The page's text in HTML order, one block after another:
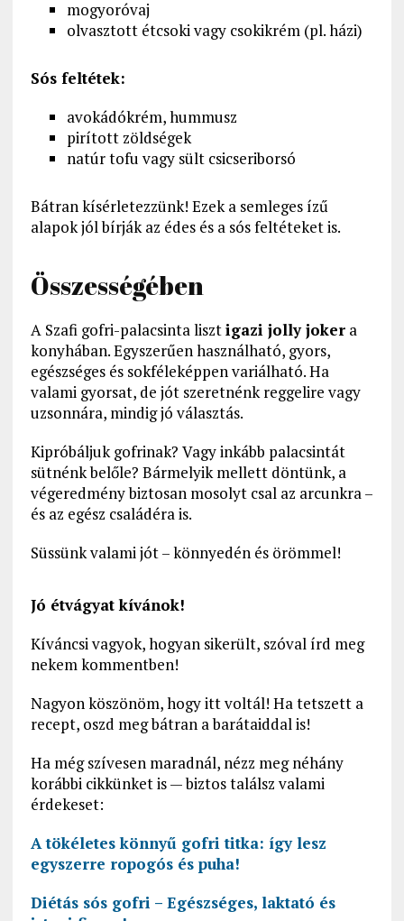
mogyoróvaj
olvasztott étcsoki vagy csokikrém (pl. házi)
Sós feltétek:
avokádókrém, hummusz
pirított zöldségek
natúr tofu vagy sült csicseriborsó
Bátran kísérletezzünk! Ezek a semleges ízű
alapok jól bírják az édes és a sós feltéteket is.
Összességében
A Szafi gofri-palacsinta lisztigazi jolly jokera
konyhában. Egyszerűen használható, gyors,
egészséges és sokféleképpen variálható. Ha
valami gyorsat, de jót szeretnénk reggelire vagy
uzsonnára, mindig jó választás.
Kipróbáljuk gofrinak? Vagy inkább palacsintát
sütnénk belőle? Bármelyik mellett döntünk, a
végeredmény biztosan mosolyt csal az arcunkra –
és az egész családéra is.
Süssünk valami jót – könnyedén és örömmel!
Jó étvágyat kívánok!
Kíváncsi vagyok, hogyan sikerült, szóval írd meg
nekem kommentben!
Nagyon köszönöm, hogy itt voltál! Ha tetszett a
recept, oszd meg bátran a barátaiddal is!
Ha még szívesen maradnál, nézz meg néhány
korábbi cikkünket is — biztos találsz valami
érdekeset:
A tökéletes könnyű gofri titka: így lesz
egyszerre ropogós és puha!
Diétás sós gofri – Egészséges, laktató és